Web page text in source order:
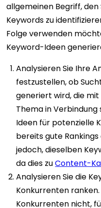
allgemeinen Begriff, den
Keywords zu
Folge verwenden
Keyword-Ideen
Analysieren Sie Ihre
festzustellen, ob
generiert wird, die
Thema in Verbindung
Ideen für potenzielle
bereits gute
jedoch, dieselben
da dies zuContent-
Analysieren Sie die
Konkurrenten ranken.
Konkurrenten nicht,